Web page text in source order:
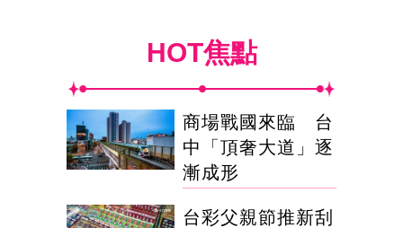
HOT焦點
商場戰國來臨 台
中「頂奢大道」逐
漸成形
台彩父親節推新刮